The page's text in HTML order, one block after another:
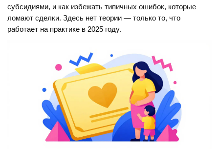
субсидиями, и как избежать типичных ошибок, которые
ломают сделки. Здесь нет теории — только то, что
работает на практике в 2025 году.